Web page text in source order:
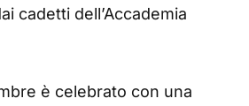
cadetti dell’Accademia
è celebrato con una